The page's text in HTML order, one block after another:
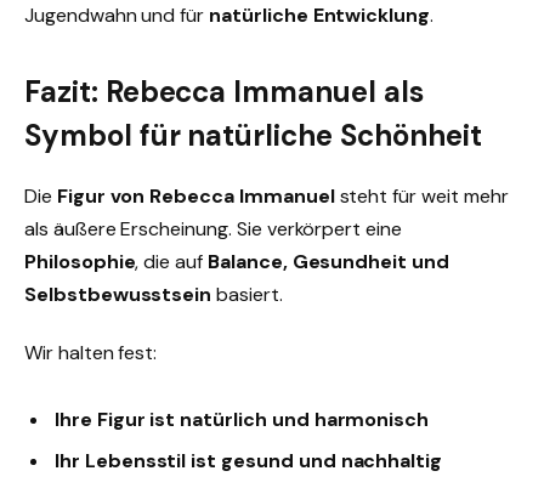
Jugendwahn und für natürliche Entwicklung.
Fazit: Rebecca Immanuel als
Symbol für natürliche Schönheit
Die Figur von Rebecca Immanuelsteht für weit mehr
als äußere Erscheinung. Sie verkörpert eine
Philosophie, die auf Balance, Gesundheit und
Selbstbewusstsein basiert.
Wir halten fest:
Ihre Figur ist natürlich und harmonisch
Ihr Lebensstil ist gesund und nachhaltig